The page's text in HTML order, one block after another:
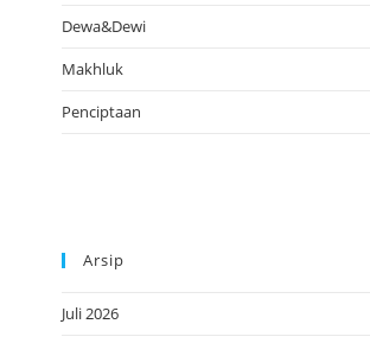
Dewa&Dewi
Makhluk
Penciptaan
Arsip
Juli 2026